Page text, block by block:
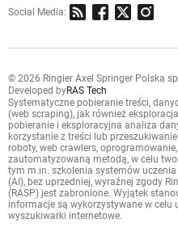
Social Media:
© 2026 Ringier Axel Springer Polska
Developed byRAS Tech
Systematyczne pobieranie treści,
(web scraping), jak również
pobieranie i eksploracyjna analiza
korzystanie z treści lub
roboty, web crawlers,
zautomatyzowaną metodą, w celu
tym m.in. szkolenia systemów
(AI), bez uprzedniej, wyraźnej zgody
(RASP) jest zabronione. Wyjątek
informacje są wykorzystywane w celu
wyszukiwarki internetowe.